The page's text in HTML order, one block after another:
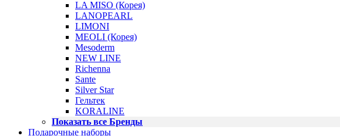
LA MISO (Корея)
LANOPEARL
LIMONI
MEOLI (Корея)
Mesoderm
NEW LINE
Richenna
Sante
Silver Star
Гельтек
KORALINE
Показать все Бренды
Подарочные наборы